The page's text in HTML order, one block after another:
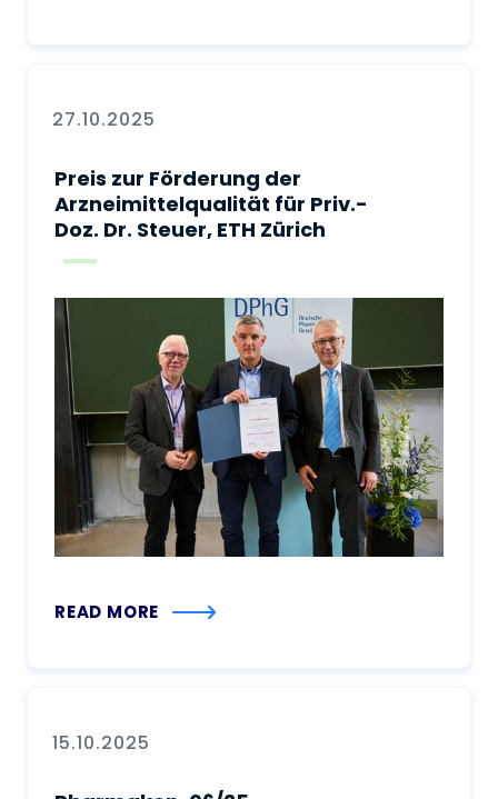
27.10.2025
Preis zur Förderung der
Arzneimittelqualität für Priv.-
Doz. Dr. Steuer, ETH Zürich
READ MORE
15.10.2025